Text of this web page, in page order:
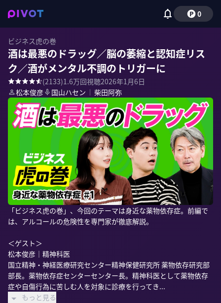
0
ビジネス虎の巻
酒は最悪のドラッグ／脳の萎縮と認知症リス
ク／酒がメンタル不調のトリガーに
(2133)1.6万回視聴2026年1月6日
松本俊彦
国山ハセン ｜ 柴田阿弥
「ビジネス虎の巻」、今回のテーマは身近な薬物依存症。前編で
は、アルコールの危険性を専門家が徹底解説。
＜ゲスト＞
松本俊彦｜精神科医
国立精神・神経医療研究センター精神保健研究所 薬物依存研究部
部長。薬物依存症センターセンター長。精神科医として薬物依存
症や自傷行為に苦しむ人を対象に診療を行ってき...
もっと見る